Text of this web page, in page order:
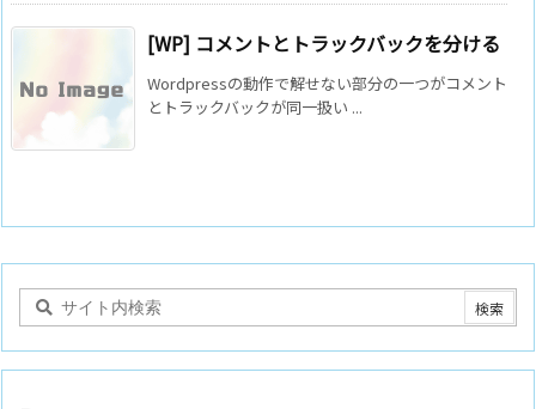
[WP] コメントとトラックバックを分ける
Wordpressの動作で解せない部分の一つがコメント
とトラックバックが同一扱い ...